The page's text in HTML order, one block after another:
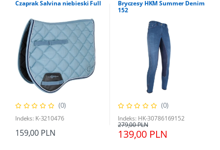
Czaprak Salvina niebieski Full
(0)
Indeks: K-3210476
159,00 PLN
Bryczesy HKM Summer Denim
152
(0)
Indeks: HK-30786169152
139,00 PLN
279,00 PLN